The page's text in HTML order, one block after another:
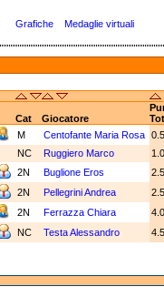
Grafiche Medaglie virtuali
Cat Giocatore Tot
M Centofante Maria Rosa 0.5
NC Ruggiero Marco 1.0
2N Buglione Eros 2.5
2N Pellegrini Andrea 2.5
2N Ferrazza Chiara 4.0
NC Testa Alessandro 4.5